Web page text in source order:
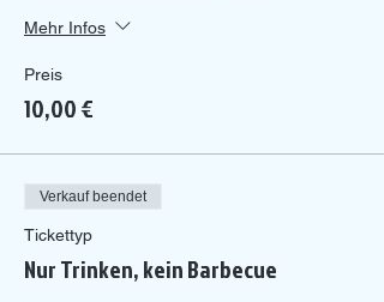
Mehr Infos
Preis
10,00 €
Verkauf beendet
Tickettyp
Nur Trinken, kein Barbecue